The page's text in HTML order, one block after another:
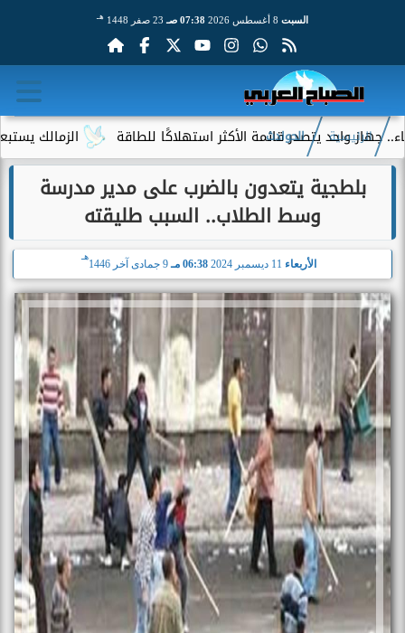
السبت 07:38 صـ 23 صفر 1448 هـ
الزمالك يستبعد 4 لاعبين شباب من حساباته في الموسم الجديد واحد يتصدر قائمة الأكثر استهلاكًا للطاقة
الرئيسية الحوادث
بلطجية يتعدون بالضرب على مدير مدرسة
وسط الطلاب.. السبب طليقته
الأربعاء 06:38 مـ 9 جمادى آخر 1446
هـ